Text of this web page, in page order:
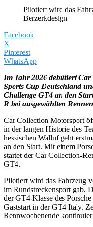
Pilotiert wird das
Berzerkdesign
Facebook
X
Pinterest
WhatsApp
Im Jahr 2026 debütiert
Sports Cup Deutschland
Challenge GT4 an den
R bei ausgewählten
Car Collection Motorsport
in der langen Historie des
hessischen Walluf geht
an den Start. Mit einem
startet der Car Collection-
GT4.
Pilotiert wird das Fahrzeug
im Rundstreckensport gab.
der GT4-Klasse des
Gaststart in der GT4 Italy.
Rennwochenende